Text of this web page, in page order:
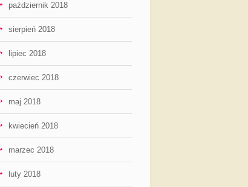
październik 2018
sierpień 2018
lipiec 2018
czerwiec 2018
maj 2018
kwiecień 2018
marzec 2018
luty 2018